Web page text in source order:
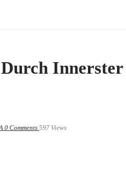
0 Comments 597 Views